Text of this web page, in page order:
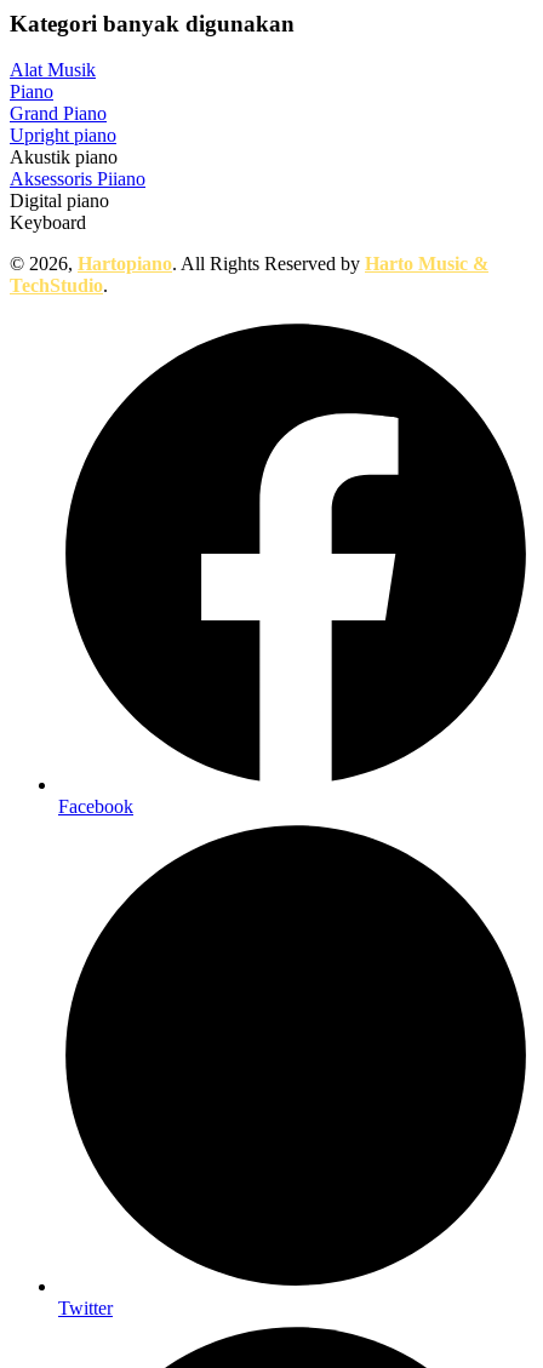
Kategori banyak digunakan
Alat Musik
Piano
Grand Piano
Upright piano
Akustik piano
Aksessoris Piiano
Digital piano
Keyboard
© 2026, Hartopiano. All Rights Reserved by Harto Music &
TechStudio.
Facebook
Twitter